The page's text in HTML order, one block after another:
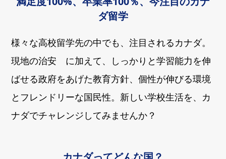
ダ留学
様々な高校留学先の中でも、注目されるカナダ。
現地の治安 に加えて、しっかりと学習能力を伸
ばせる政府をあげた教育方針、個性が伸びる環境
とフレンドリーな国民性。新しい学校生活を、カ
ナダでチャレンジしてみませんか？